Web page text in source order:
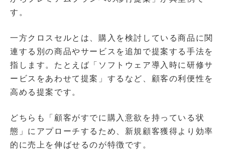
す。
一方クロスセルとは、購入を検討している商品に関
連する別の商品やサービスを追加で提案する手法を
指します。たとえば「ソフトウェア導入時に研修サ
ービスをあわせて提案」するなど、顧客の利便性を
高める提案です。
どちらも「顧客がすでに購入意欲を持っている状
態」にアプローチするため、新規顧客獲得より効率
的に売上を伸ばせるのが特徴です。